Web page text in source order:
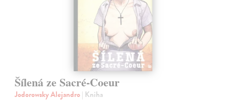
Šílená ze Sacré-Coeur
Jodorowsky Alejandro| Kniha